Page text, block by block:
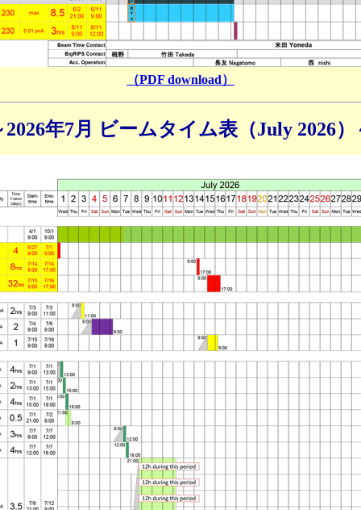
（PDF download）
2026年7月 ビームタイム表（July 2026）